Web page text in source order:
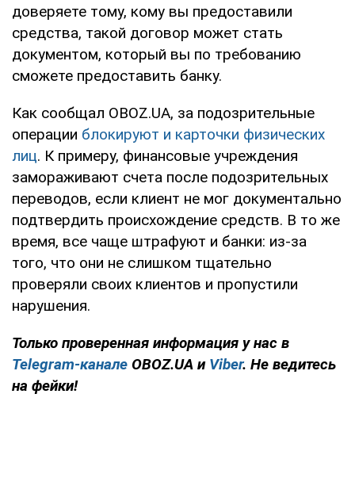
доверяете тому, кому вы предоставили
средства, такой договор может стать
документом, который вы по требованию
сможете предоставить банку.
Как сообщал OBOZ.UA, за подозрительные
операции блокируют и карточки физических
лиц. К примеру, финансовые учреждения
замораживают счета после подозрительных
переводов, если клиент не мог документально
подтвердить происхождение средств. В то же
время, все чаще штрафуют и банки: из-за
того, что они не слишком тщательно
проверяли своих клиентов и пропустили
нарушения.
Только проверенная информация у нас в
Telegram-канале OBOZ.UA и Viber. Не ведитесь
на фейки!